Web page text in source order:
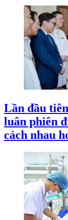
Lần đầu
luân phiên
cách nhau